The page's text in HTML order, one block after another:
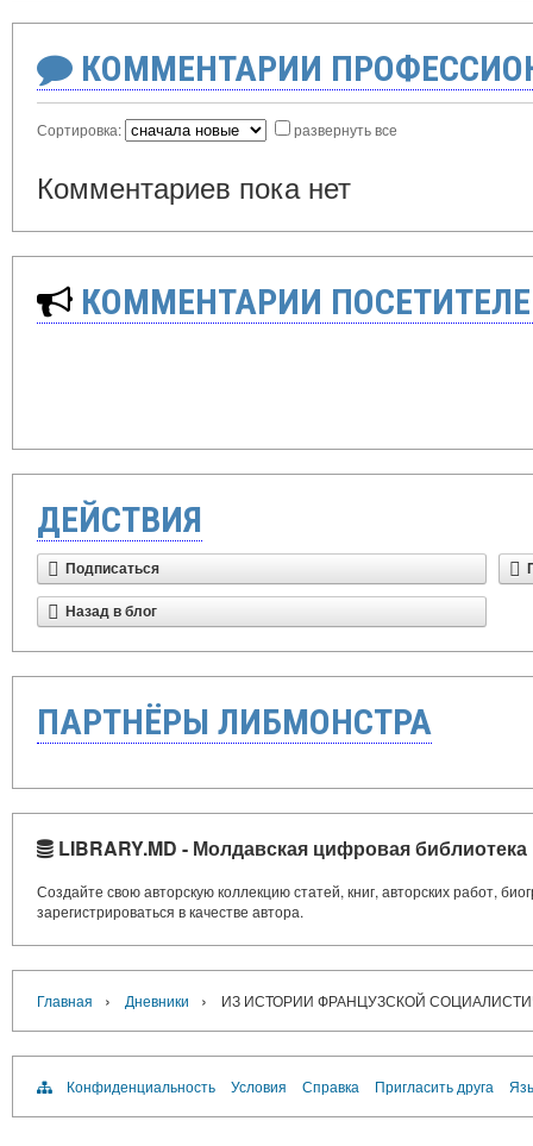
КОММЕНТАРИИ
Сортировка: развернуть все
Комментариев пока нет
КОММЕНТАРИИ
ДЕЙСТВИЯ
Подписаться
Назад в блог
ПАРТНЁРЫ ЛИБМОНСТРА
LIBRARY.MD - Молдавская цифровая библиотека
Создайте свою авторскую коллекцию статей, книг, авторских работ,
зарегистрироваться в качестве автора.
Главная › Дневники › ИЗ ИСТОРИИ ФРАНЦУЗСКОЙ
Конфиденциальность Условия Справка Пригласить друга